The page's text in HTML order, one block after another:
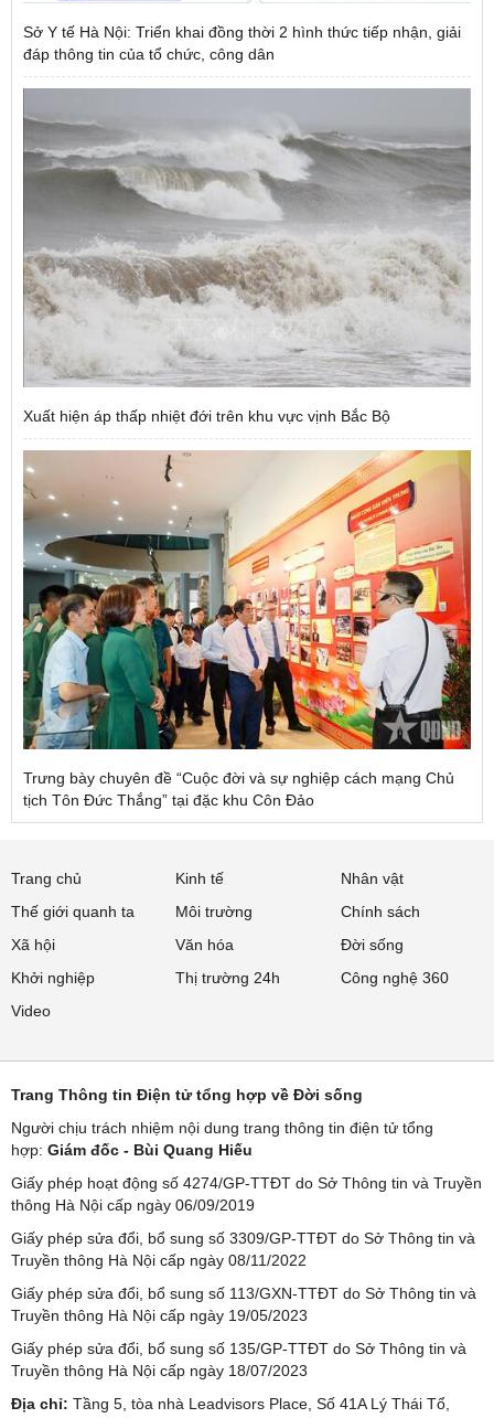
Sở Y tế Hà Nội: Triển khai đồng thời 2 hình thức tiếp nhận, giải
đáp thông tin của tổ chức, công dân
Xuất hiện áp thấp nhiệt đới trên khu vực vịnh Bắc Bộ
Trưng bày chuyên đề “Cuộc đời và sự nghiệp cách mạng Chủ
tịch Tôn Đức Thắng” tại đặc khu Côn Đảo
Trang chủ Kinh tế
Nhân vật
Thế giới quanh ta
Môi trường
Chính sách
Xã hội
Văn hóa
Đời sống
Khởi nghiệp
Thị trường 24h
Công nghệ 360
Video
Trang Thông tin Điện tử tổng hợp về Đời sống
Người chịu trách nhiệm nội dung trang thông tin điện tử tổng
hợp: Giám đốc - Bùi Quang Hiếu
Giấy phép hoạt động số 4274/GP-TTĐT do Sở Thông tin và Truyền
thông Hà Nội cấp ngày 06/09/2019
Giấy phép sửa đổi, bổ sung số 3309/GP-TTĐT do Sở Thông tin và
Truyền thông Hà Nội cấp ngày 08/11/2022
Giấy phép sửa đổi, bổ sung số 113/GXN-TTĐT do Sở Thông tin và
Truyền thông Hà Nội cấp ngày 19/05/2023
Giấy phép sửa đổi, bổ sung số 135/GP-TTĐT do Sở Thông tin và
Truyền thông Hà Nội cấp ngày 18/07/2023
Địa chỉ: Tầng 5, tòa nhà Leadvisors Place, Số 41A Lý Thái Tổ,